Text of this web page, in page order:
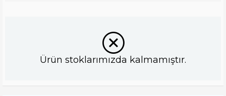
Ürün stoklarımızda kalmamıştır.